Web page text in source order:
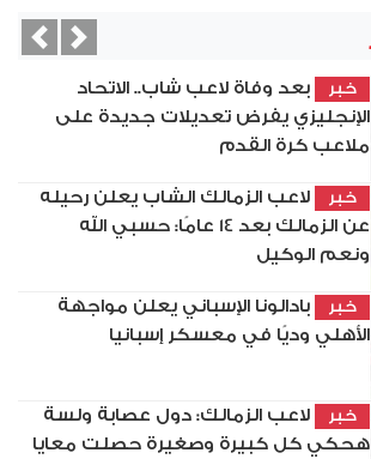
خبر
بعد وفاة لاعب شاب.. الاتحاد
الإنجليزي يفرض تعديلات جديدة على
ملاعب كرة القدم
خبر
لاعب الزمالك الشاب يعلن رحيله
عن الزمالك بعد 14 عامًا: حسبي الله
ونعم الوكيل
خبر
بادالونا الإسباني يعلن مواجهة
الأهلي وديًا في معسكر إسبانيا
خبر
لاعب الزمالك: دول عصابة ولسة
هحكي كل كبيرة وصغيرة حصلت معايا
Next